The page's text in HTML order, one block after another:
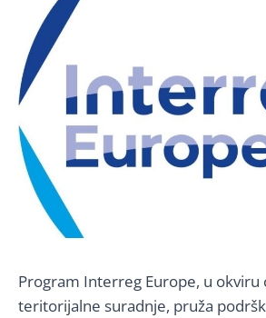
Program Interreg Europe, u okviru
teritorijalne suradnje, pruža